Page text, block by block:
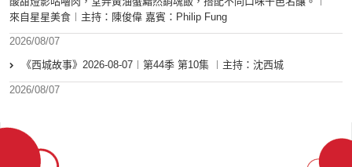
來自星星美食︱主持：陳俊偉 嘉賓：Philip Fung
2026/08/07
《西城故事》2026-08-07︱第44季 第10集 ︱主持：沈西城
2026/08/07